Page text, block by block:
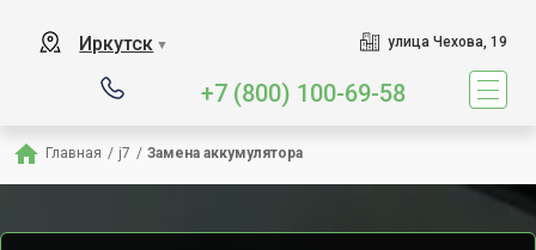
Иркутск ▼ улица Чехова, 19
+7 (800) 100-69-58
Главная / j7 / Замена аккумулятора